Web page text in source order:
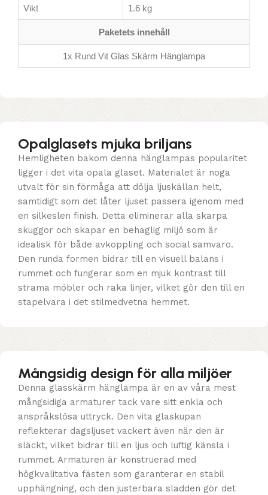
Vikt 1.6 kg
Paketets innehåll
1x Rund Vit Glas Skärm Hänglampa
Opalglasets mjuka briljans
Hemligheten bakom denna hänglampas popularitet
ligger i det vita opala glaset. Materialet är noga
utvalt för sin förmåga att dölja ljuskällan helt,
samtidigt som det låter ljuset passera igenom med
en silkeslen finish. Detta eliminerar alla skarpa
skuggor och skapar en behaglig miljö som är
idealisk för både avkoppling och social samvaro.
Den runda formen bidrar till en visuell balans i
rummet och fungerar som en mjuk kontrast till
strama möbler och raka linjer, vilket gör den till en
stapelvara i det stilmedvetna hemmet.
Mångsidig design för alla miljöer
Denna glasskärm hänglampa är en av våra mest
mångsidiga armaturer tack vare sitt enkla och
anspråkslösa uttryck. Den vita glaskupan
reflekterar dagsljuset vackert även när den är
släckt, vilket bidrar till en ljus och luftig känsla i
rummet. Armaturen är konstruerad med
högkvalitativa fästen som garanterar en stabil
upphängning, och den justerbara sladden gör det